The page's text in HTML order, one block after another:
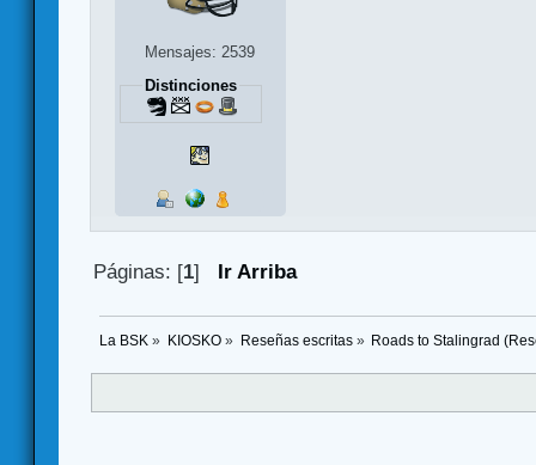
Mensajes: 2539
Distinciones
Páginas: [1] Ir Arriba
La BSK » KIOSKO» Reseñas escritas» Roads to Stalingrad